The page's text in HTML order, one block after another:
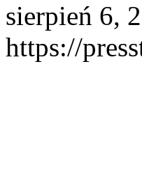
sierpień 6,
https://